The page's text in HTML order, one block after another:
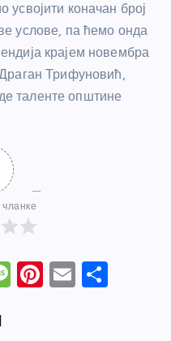
усвојити коначан број
услове, па ћемо онда
крајем новембра
Трифуновић,
таленте општине
M
Pi
E